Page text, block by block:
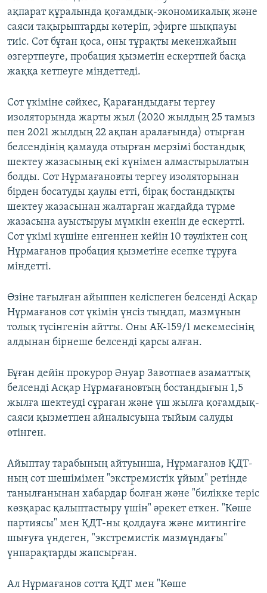
ақпарат құралында қоғамдық-экономикалық және
саяси тақырыптарды көтеріп, эфирге шықпауы
тиіс. Сот бұған қоса, оны тұрақты мекенжайын
өзгертпеуге, пробация қызметін ескертпей басқа
жаққа кетпеуге міндеттеді.
Сот үкіміне сәйкес, Қарағандыдағы тергеу
изоляторында жарты жыл (2020 жылдың 25 тамыз
пен 2021 жылдың 22 ақпан аралағында) отырған
белсендінің қамауда отырған мерзімі бостандық
шектеу жазасының екі күнімен алмастырылатын
болды. Сот Нұрмағановты тергеу изоляторынан
бірден босатуды қаулы етті, бірақ бостандықты
шектеу жазасынан жалтарған жағдайда түрме
жазасына ауыстыруы мүмкін екенін де ескертті.
Сот үкімі күшіне енгеннен кейін 10 тәуліктен соң
Нұрмағанов пробация қызметіне есепке тұруға
міндетті.
Өзіне тағылған айыппен келіспеген белсенді Асқар
Нұрмағанов сот үкімін үнсіз тыңдап, мазмұнын
толық түсінгенін айтты. Оны АК-159/1 мекемесінің
алдынан бірнеше белсенді қарсы алған.
Бұған дейін прокурор Әнуар Завотпаев азаматтық
белсенді Асқар Нұрмағановтың бостандығын 1,5
жылға шектеуді сұраған және үш жылға қоғамдық-
саяси қызметпен айналысуына тыйым салуды
өтінген.
Айыптау тарабының айтуынша, Нұрмағанов ҚДТ-
ның сот шешімімен "экстремистік ұйым" ретінде
танылғанынан хабардар болған және "билікке теріс
көзқарас қалыптастыру үшін" әрекет еткен. "Көше
партиясы" мен ҚДТ-ны қолдауға және митингіге
шығуға үндеген, "экстремистік мазмұндағы"
үнпарақтарды жапсырған.
Ал Нұрмағанов сотта ҚДТ мен "Көше